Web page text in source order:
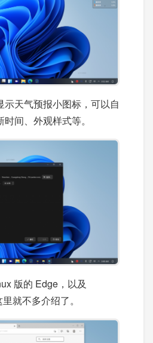
示天气预报小图标，可以自
间、外观样式等。
版的 Edge，以及
就不多介绍了。